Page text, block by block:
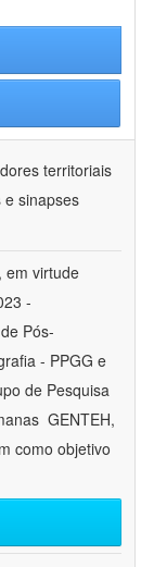
territoriais
sinapses
em virtude
-
Pós-
- PPGG e
de Pesquisa
 GENTEH,
como objetivo